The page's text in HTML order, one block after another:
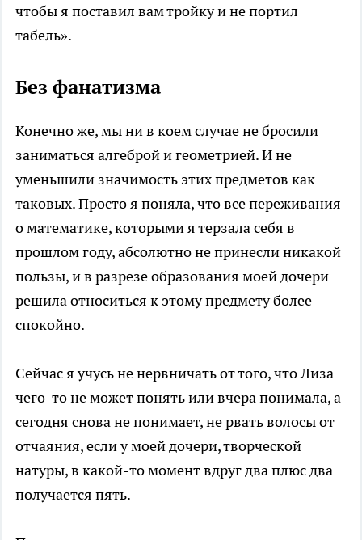
чтобы я поставил вам тройку и не портил
табель».
Без фанатизма
Конечно же, мы ни в коем случае не бросили
заниматься алгеброй и геометрией. И не
уменьшили значимость этих предметов как
таковых. Просто я поняла, что все переживания
о математике, которыми я терзала себя в
прошлом году, абсолютно не принесли никакой
пользы, и в разрезе образования моей дочери
решила относиться к этому предмету более
спокойно.
Сейчас я учусь не нервничать от того, что Лиза
чего-то не может понять или вчера понимала, а
сегодня снова не понимает, не рвать волосы от
отчаяния, если у моей дочери, творческой
натуры, в какой-то момент вдруг два плюс два
получается пять.